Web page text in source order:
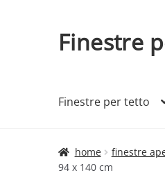
Vai
alla
Vai
alFinestre
Finestre per tetto
home finestre
94 x 140 cm